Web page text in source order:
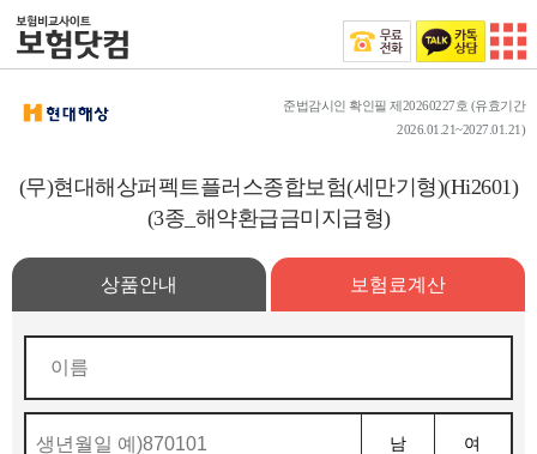
준법감시인 확인필 제20260227호 (유효기간
2026.01.21~2027.01.21)
(무)현대해상퍼펙트플러스종합보험(세만기형)(Hi2601)
(3종_해약환급금미지급형)
상품안내 보험료계산
남 여